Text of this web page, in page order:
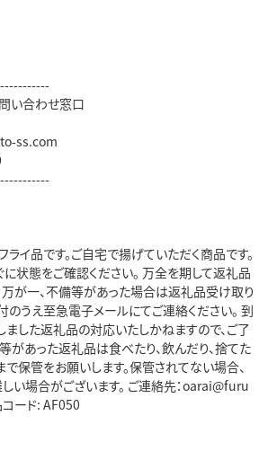
い合わせ窓口
ss.com
イ品です。ご自宅で揚げていただく商品です。
状態をご確認ください。 万全を期して返礼品
万が一、不備等があった場合は返礼品受け取り
のうえ至急電子メールにてご連絡ください。 到
ました返礼品の対応いたしかねますので、ご了
があった返礼品は食べたり、飲んだり、捨てた
で保管をお願いします。保管されてない場合、
い場合がございます。 ご連絡先：oarai@furu
ード: AF050